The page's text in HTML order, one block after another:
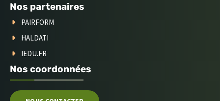
Nos partenaires
PAIRFORM
HALDATI
IEDU.FR
Nos coordonnées